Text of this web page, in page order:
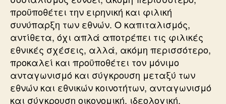
προϋποθέτει την ειρηνική και φιλική
συνύπαρξη των εθνών. Ο καπιταλισμός,
αντίθετα, όχι απλά αποτρέπει τις φιλικές
εθνικές σχέσεις, αλλά, ακόμη περισσότερο,
προκαλεί και προϋποθέτει τον μόνιμο
ανταγωνισμό και σύγκρουση μεταξύ των
εθνών και εθνικών κοινοτήτων, ανταγωνισμό
και σύγκρουση οικονομική, ιδεολογική,